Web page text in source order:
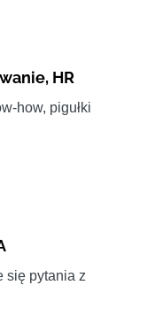
, HR
how, pigułki
się pytania z